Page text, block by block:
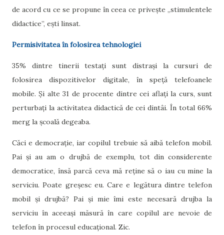
de acord cu ce se propune în ceea ce privește „stimulentele
didactice”, ești linsat.
Permisivitatea în folosirea tehnologiei
35% dintre tinerii testați sunt distrași la cursuri de
folosirea dispozitivelor digitale, în speță telefoanele
mobile. Și alte 31 de procente dintre cei aflați la curs, sunt
perturbați la activitatea didactică de cei dintâi. În total 66%
merg la școală degeaba.
Căci e democrație, iar copilul trebuie să aibă telefon mobil.
Pai și au am o drujbă de exemplu, tot din considerente
democratice, însă parcă ceva mă reține să o iau cu mine la
serviciu. Poate greșesc eu. Care e legătura dintre telefon
mobil și drujbă? Pai și mie îmi este necesară drujba la
serviciu în aceeași măsură în care copilul are nevoie de
telefon în procesul educațional. Zic.